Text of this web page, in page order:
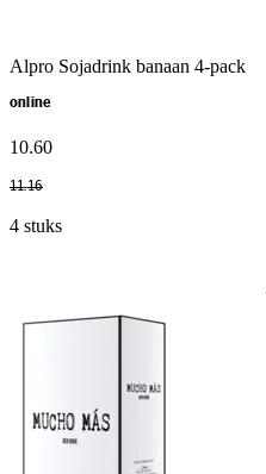
Alpro Sojadrink banaan 4-pack
online
10.60
11.16
4 stuks